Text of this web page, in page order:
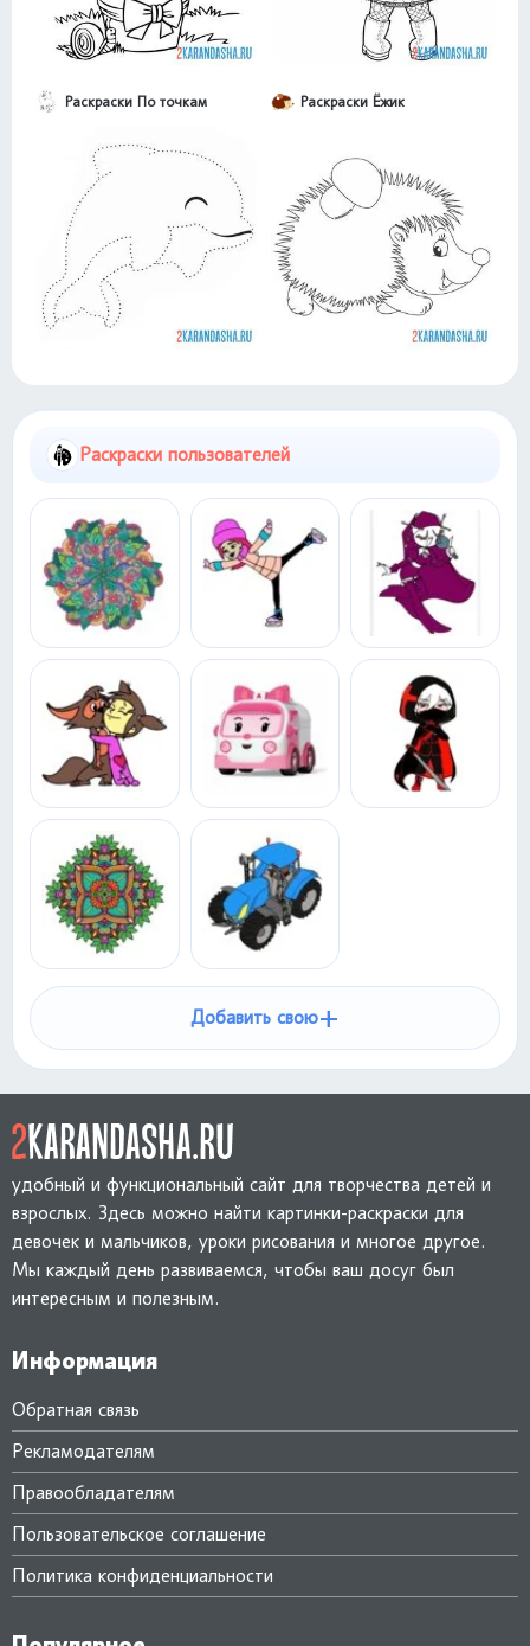
Раскраски По точкам Раскраски Ёжик
Раскраски пользователей
Добавить свою+
удобный и функциональный сайт для творчества детей и
взрослых. Здесь можно найти картинки-раскраски для
девочек и мальчиков, уроки рисования и многое другое.
Мы каждый день развиваемся, чтобы ваш досуг был
интересным и полезным.
Информация
Обратная связь
Рекламодателям
Правообладателям
Пользовательское соглашение
Политика конфиденциальности